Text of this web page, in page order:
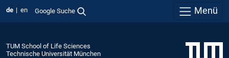
de en Google Suche Menü
TUM School of Life Sciences
Technische Universität München